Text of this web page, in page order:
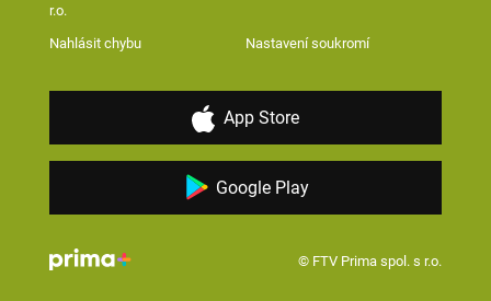
r.o.
Nahlásit chybu Nastavení soukromí
App Store
Google Play
© FTV Prima spol. s r.o.